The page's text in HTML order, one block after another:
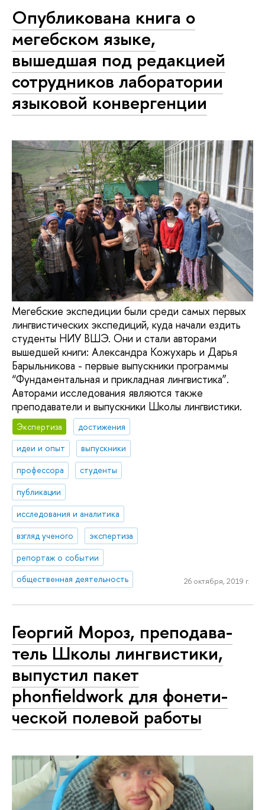
Опубликована книга о
мегебском языке,
вышедшая под редакцией
сотрудников лаборатории
языковой конвергенции
Мегебские экспедиции были среди самых первых
лингвистических экспедиций, куда начали ездить
студенты НИУ ВШЭ. Они и стали авторами
вышедшей книги: Александра Кожухарь и Дарья
Барыльникова - первые выпускники программы
“Фундаментальная и прикладная лингвистика”.
Авторами исследования являются также
преподаватели и выпускники Школы лингвистики.
Экспертиза
достижения
идеи и опыт
выпускники
профессора
студенты
публикации
исследования и аналитика
взгляд ученого
экспертиза
репортаж о событии
общественная деятельность
26 октября, 2019 г.
Георгий Мороз, пре­по­да­ва­
тель Школы лингвистики,
выпустил пакет
phonfieldwork для фо­не­ти­
че­ской полевой работы